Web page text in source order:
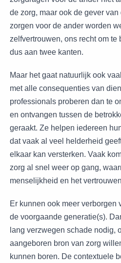
de zorg, maar ook de gever
zorgen voor de ander worden
zelfvertrouwen, ons recht om te
dus aan twee kanten.
Maar het gaat natuurlijk ook
met alle consequenties van
professionals proberen dan te
en ontvangen tussen de
geraakt. Ze helpen iedereen
dat vaak al veel helderheid
elkaar kan versterken. Vaak
zorg al snel weer op gang,
menselijkheid en het
Er kunnen ook meer verborgen
de voorgaande generatie(s).
lang verzwegen schade nodig,
aangeboren bron van zorg
kunnen boren. De contextuele